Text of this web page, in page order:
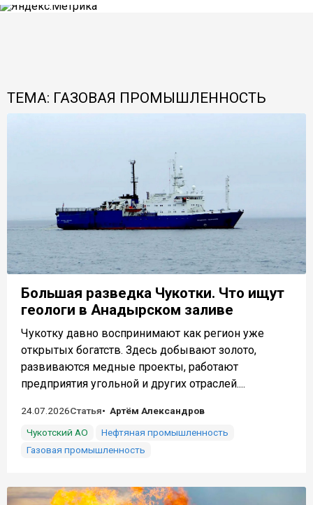
ТЕМА: ГАЗОВАЯ ПРОМЫШЛЕННОСТЬ
Большая разведка Чукотки. Что ищут
геологи в Анадырском заливе
Чукотку давно воспринимают как регион уже
открытых богатств. Здесь добывают золото,
развиваются медные проекты, работают
предприятия угольной и других отраслей....
24.07.2026Статья
Артём Александров
Чукотский АО
Нефтяная промышленность
Газовая промышленность